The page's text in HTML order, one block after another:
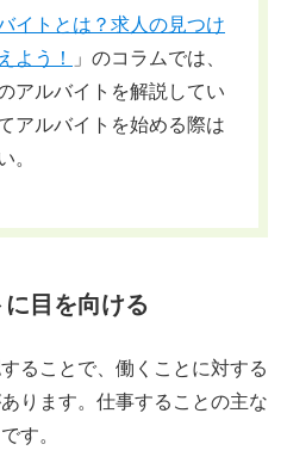
イトとは？求人の見つけ
よう！
」のコラムでは、
アルバイトを解説してい
アルバイトを始める際は
。
目を向ける
ることで、働くことに対する
ります。仕事することの主な
す。